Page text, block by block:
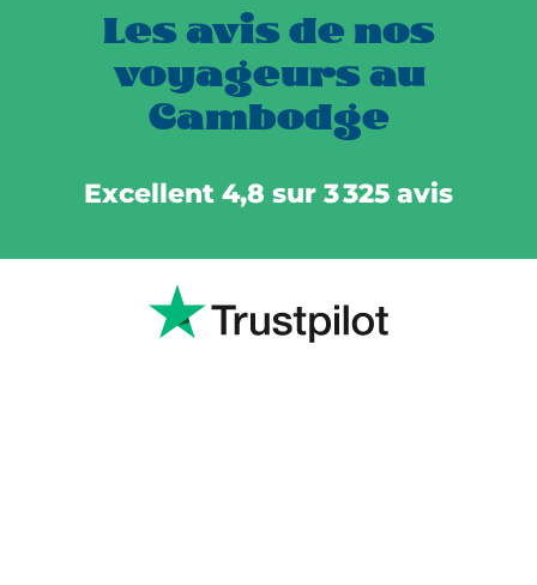
Les avis de nos
voyageurs au
Cambodge
Excellent 4,8 sur 3 325 avis